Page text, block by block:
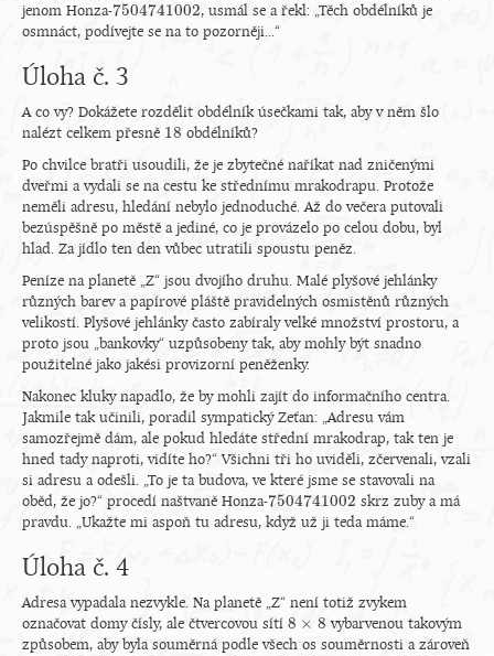
jenom Honza-7504741002
7504741002
, usmál se a řekl: „Těch obdélníků je
osmnáct, podívejte se na to pozorněji...“
Úloha č. 3
A co vy? Dokážete rozdělit obdélník úsečkami tak, aby v něm šlo
nalézt celkem přesně 18
18 obdélníků?
Po chvilce bratři usoudili, že je zbytečné naříkat nad zničenými
dveřmi a vydali se na cestu ke střednímu mrakodrapu. Protože
neměli adresu, hledání nebylo jednoduché. Až do večera putovali
bezúspěšně po městě a jediné, co je provázelo po celou dobu, byl
hlad. Za jídlo ten den vůbec utratili spoustu peněz.
Peníze na planetě „Z“ jsou dvojího druhu. Malé plyšové jehlánky
různých barev a papírové pláště pravidelných osmistěnů různých
velikostí. Plyšové jehlánky často zabíraly velké množství prostoru, a
proto jsou „bankovky“ uzpůsobeny tak, aby mohly být snadno
použitelné jako jakési provizorní peněženky.
Nakonec kluky napadlo, že by mohli zajít do informačního centra.
Jakmile tak učinili, poradil sympatický Zeťan: „Adresu vám
samozřejmě dám, ale pokud hledáte střední mrakodrap, tak ten je
hned tady naproti, vidíte ho?“ Všichni tři ho uviděli, zčervenali, vzali
si adresu a odešli. „To je ta budova, ve které jsme se stavovali na
oběd, že jo?“ procedí naštvaně Honza-7504741002
7504741002
skrz zuby a má
pravdu. „Ukažte mi aspoň tu adresu, když už ji teda máme.“
Úloha č. 4
Adresa vypadala nezvykle. Na planetě „Z“ není totiž zvykem
označovat domy čísly, ale čtvercovou sítí 8 × 8
8 ×8
vybarvenou takovým
způsobem, aby byla souměrná podle všech os souměrnosti a zároveň